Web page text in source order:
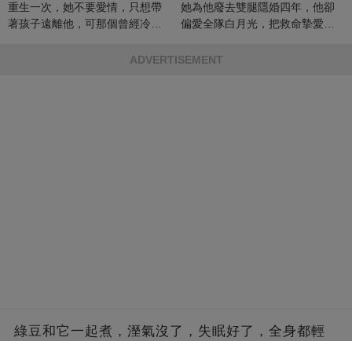
重生一次，她不要愛情，只想帶
著孩子遠離他，可那個曾經冷漠
她為他廢去雙腿隱婚四年，他卻
偏愛全隊白月光，把救命摯愛當
ADVERTISEMENT
綠豆和它一起煮，溼氣沒了，失眠好了，全身都輕